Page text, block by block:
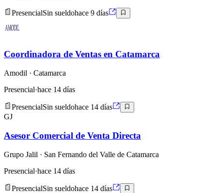
PresencialSin sueldohace 9 días
Coordinadora de Ventas en Catamarca
Amodil · Catamarca
Presencial·hace 14 días
PresencialSin sueldohace 14 días
GJ
Asesor Comercial de Venta Directa
Grupo Jalil · San Fernando del Valle de Catamarca
Presencial·hace 14 días
PresencialSin sueldohace 14 días